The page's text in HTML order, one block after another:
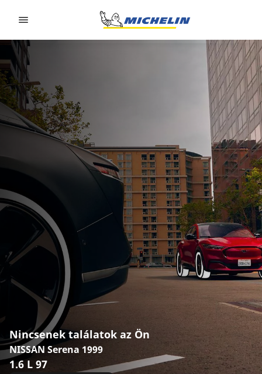
Nincsenek találatok az Ön
NISSAN Serena 1999
1.6 L 97